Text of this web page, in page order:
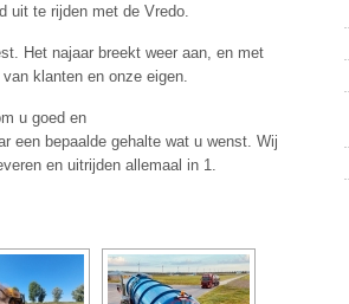
uit te rijden met de Vredo.
Het najaar breekt weer aan, en met
klanten en onze eigen.
u goed en
een bepaalde gehalte wat u wenst. Wij
en uitrijden allemaal in 1.